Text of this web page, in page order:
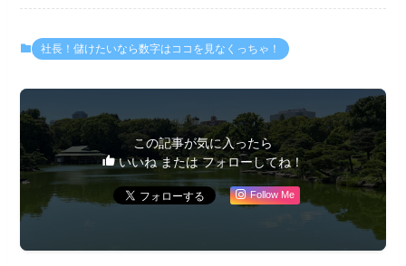
社長！儲けたいなら数字はココを見なくっちゃ！
この記事が気に入ったら
いいね または フォローしてね！
Follow Me